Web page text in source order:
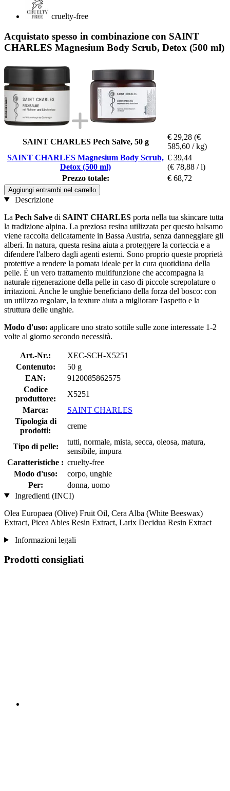
cruelty-free
Acquistato spesso in combinazione con SAINT
CHARLES Magnesium Body Scrub, Detox (500 ml)
SAINT CHARLES Pech Salve, 50 g
€ 29,28 (€
585,60 / kg)
SAINT CHARLES Magnesium Body Scrub,
Detox (500 ml)
€ 39,44
(€ 78,88 / l)
Prezzo totale:
€ 68,72
Aggiungi entrambi nel carrello
Descrizione
La Pech Salve di SAINT CHARLES porta nella tua skincare tutta
la tradizione alpina. La preziosa resina utilizzata per questo balsamo
viene raccolta delicatamente in Bassa Austria, senza danneggiare gli
alberi. In natura, questa resina aiuta a proteggere la corteccia e a
difendere l'albero dagli agenti esterni. Sono proprio queste proprietà
protettive a rendere la pomata ideale per la cura quotidiana della
pelle. È un vero trattamento multifunzione che accompagna la
naturale rigenerazione della pelle in caso di piccole screpolature o
irritazioni. Anche le unghie beneficiano della forza del bosco: con
un utilizzo regolare, la texture aiuta a migliorare l'aspetto e la
struttura delle unghie.
Modo d'uso: applicare uno strato sottile sulle zone interessate 1-2
volte al giorno secondo necessità.
Art.-Nr.:
XEC-SCH-X5251
Contenuto:
50 g
EAN:
9120085862575
Codice
produttore:
X5251
Marca:
SAINT CHARLES
Tipologia di
prodotti:
creme
Tipo di pelle:
tutti, normale, mista, secca, oleosa, matura,
sensibile, impura
Caratteristiche : cruelty-free
Modo d'uso:
corpo, unghie
Per:
donna, uomo
Ingredienti (INCI)
Olea Europaea (Olive) Fruit Oil, Cera Alba (White Beeswax)
Extract, Picea Abies Resin Extract, Larix Decidua Resin Extract
Informazioni legali
Prodotti consigliati